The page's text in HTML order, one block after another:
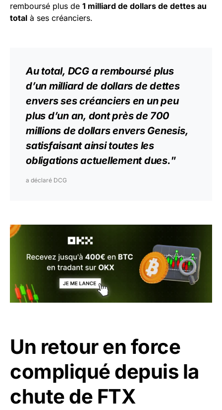
remboursé plus de 1 milliard de dollars de dettes au
total à ses créanciers.
Au total, DCG a remboursé plus
d’un milliard de dollars de dettes
envers ses créanciers en un peu
plus d’un an, dont près de 700
millions de dollars envers Genesis,
satisfaisant ainsi toutes les
obligationsactuellement dues.”
a déclaré DCG
Un retour en force
compliqué depuis la
chute de FTX